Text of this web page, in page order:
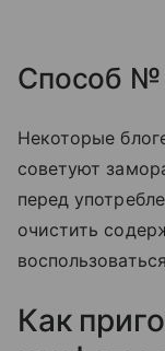
Способ №
Некоторые
советуют
перед
очистить
Как